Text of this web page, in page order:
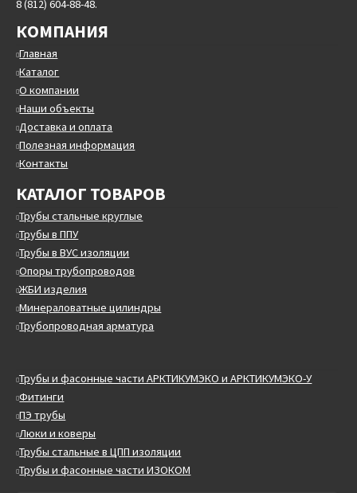
8 (812) 604-88-48.
КОМПАНИЯ
Главная
Каталог
О компании
Наши объекты
Доставка и оплата
Полезная информация
Контакты
КАТАЛОГ ТОВАРОВ
Трубы стальные круглые
Трубы в ППУ
Трубы в ВУС изоляции
Опоры трубопроводов
ЖБИ изделия
Минераловатные цилиндры
Трубопроводная арматура
Трубы и фасонные части АРКТИКУМЭКО и АРКТИКУМЭКО-У
Фитинги
ПЭ трубы
Люки и коверы
Трубы стальные в ЦПП изоляции
Трубы и фасонные части ИЗОКОМ